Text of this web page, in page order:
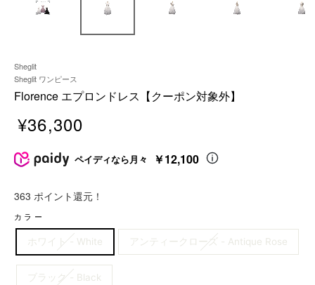
Sheglit
Sheglit ワンピース
Florence エプロンドレス【クーポン対象外】
売
格
価
格
¥36,300
ペイディなら月々 ￥12,100
363 ポイント還元！
カラー
ホワイト - White アンティークローズ - Antique Rose
ブラック - Black